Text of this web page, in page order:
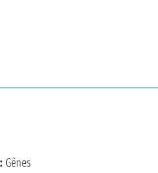
Gênes